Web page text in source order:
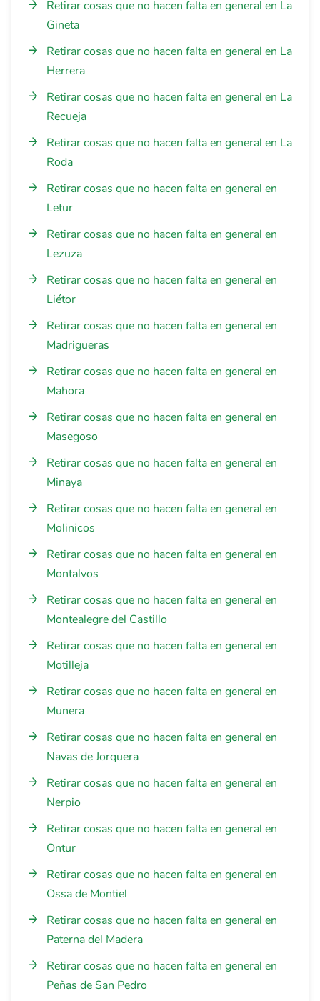
Retirar cosas que no hacen falta en general en La
Gineta
Retirar cosas que no hacen falta en general en La
Herrera
Retirar cosas que no hacen falta en general en La
Recueja
Retirar cosas que no hacen falta en general en La
Roda
Retirar cosas que no hacen falta en general en
Letur
Retirar cosas que no hacen falta en general en
Lezuza
Retirar cosas que no hacen falta en general en
Liétor
Retirar cosas que no hacen falta en general en
Madrigueras
Retirar cosas que no hacen falta en general en
Mahora
Retirar cosas que no hacen falta en general en
Masegoso
Retirar cosas que no hacen falta en general en
Minaya
Retirar cosas que no hacen falta en general en
Molinicos
Retirar cosas que no hacen falta en general en
Montalvos
Retirar cosas que no hacen falta en general en
Montealegre del Castillo
Retirar cosas que no hacen falta en general en
Motilleja
Retirar cosas que no hacen falta en general en
Munera
Retirar cosas que no hacen falta en general en
Navas de Jorquera
Retirar cosas que no hacen falta en general en
Nerpio
Retirar cosas que no hacen falta en general en
Ontur
Retirar cosas que no hacen falta en general en
Ossa de Montiel
Retirar cosas que no hacen falta en general en
Paterna del Madera
Retirar cosas que no hacen falta en general en
Peñas de San Pedro